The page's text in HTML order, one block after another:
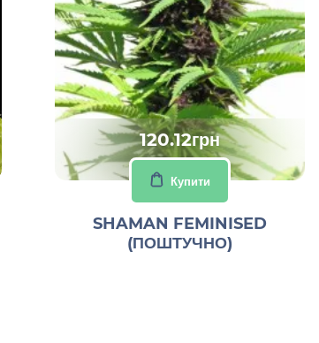
120.12грн
Купити
SHAMAN FEMINISED
(ПОШТУЧНО)